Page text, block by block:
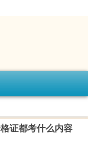
证都考什么内容